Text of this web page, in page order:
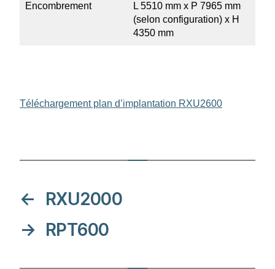
Encom­brement
L 5510 mm x P 7965 mm
(selon confi­gu­ration) x H
4350 mm
Téléchar­gement plan d’implan­tation RXU2600
←
RXU2000
→ RPT600